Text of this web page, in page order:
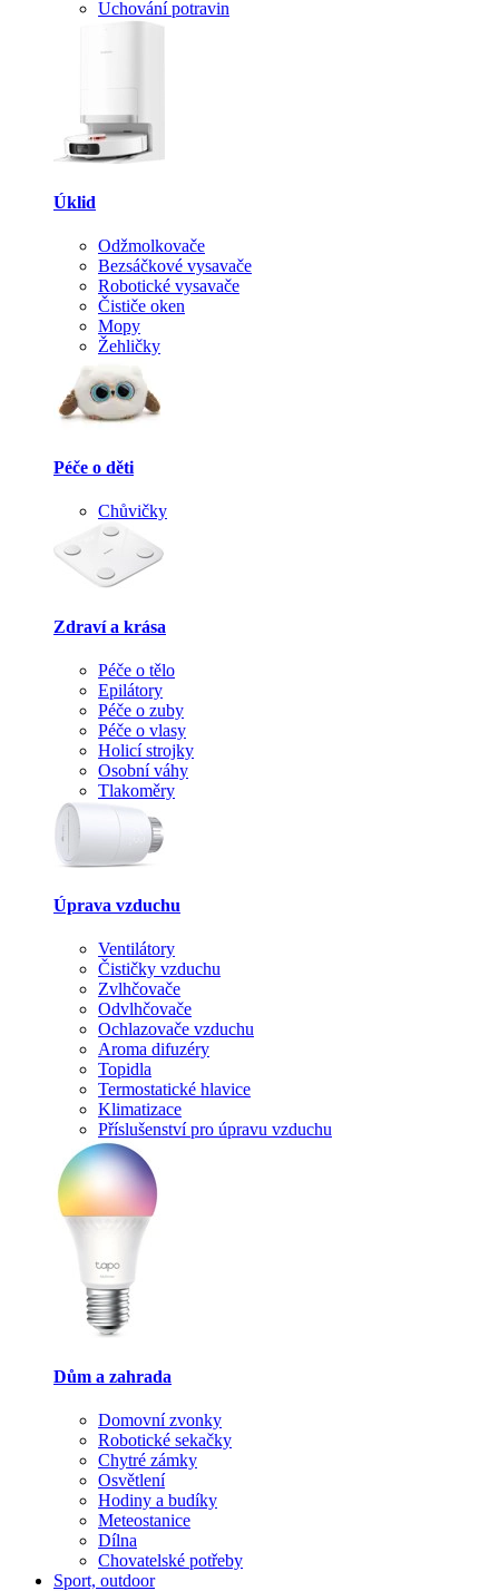
Uchování potravin
Úklid
Odžmolkovače
Bezsáčkové vysavače
Robotické vysavače
Čističe oken
Mopy
Žehličky
Péče o děti
Chůvičky
Zdraví a krása
Péče o tělo
Epilátory
Péče o zuby
Péče o vlasy
Holicí strojky
Osobní váhy
Tlakoměry
Úprava vzduchu
Ventilátory
Čističky vzduchu
Zvlhčovače
Odvlhčovače
Ochlazovače vzduchu
Aroma difuzéry
Topidla
Termostatické hlavice
Klimatizace
Příslušenství pro úpravu vzduchu
Dům a zahrada
Domovní zvonky
Robotické sekačky
Chytré zámky
Osvětlení
Hodiny a budíky
Meteostanice
Dílna
Chovatelské potřeby
Sport, outdoor